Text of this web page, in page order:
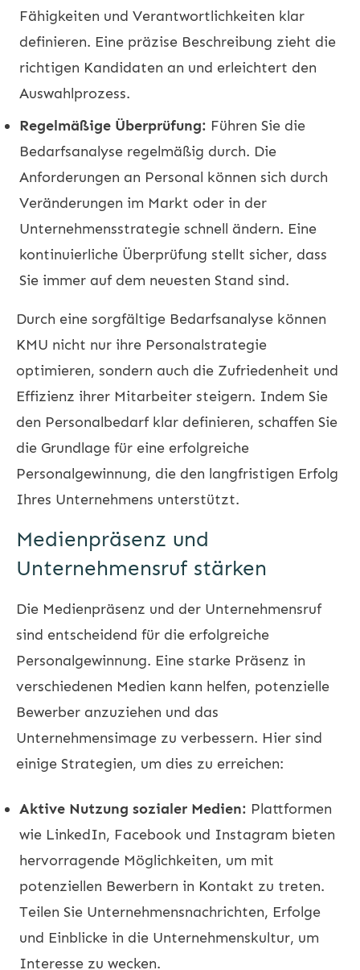
Fähigkeiten und Verantwortlichkeiten klar
definieren. Eine präzise Beschreibung zieht die
richtigen Kandidaten an und erleichtert den
Auswahlprozess.
Regelmäßige Überprüfung: Führen Sie die
Bedarfsanalyse regelmäßig durch. Die
Anforderungen an Personal können sich durch
Veränderungen im Markt oder in der
Unternehmensstrategie schnell ändern. Eine
kontinuierliche Überprüfung stellt sicher, dass
Sie immer auf dem neuesten Stand sind.
Durch eine sorgfältige Bedarfsanalyse können
KMU nicht nur ihre Personalstrategie
optimieren, sondern auch die Zufriedenheit und
Effizienz ihrer Mitarbeiter steigern. Indem Sie
den Personalbedarf klar definieren, schaffen Sie
die Grundlage für eine erfolgreiche
Personalgewinnung, die den langfristigen Erfolg
Ihres Unternehmens unterstützt.
Medienpräsenz und
Unternehmensruf stärken
Die Medienpräsenz und der Unternehmensruf
sind entscheidend für die erfolgreiche
Personalgewinnung. Eine starke Präsenz in
verschiedenen Medien kann helfen, potenzielle
Bewerber anzuziehen und das
Unternehmensimage zu verbessern. Hier sind
einige Strategien, um dies zu erreichen:
Aktive Nutzung sozialer Medien: Plattformen
wie LinkedIn, Facebook und Instagram bieten
hervorragende Möglichkeiten, um mit
potenziellen Bewerbern in Kontakt zu treten.
Teilen Sie Unternehmensnachrichten, Erfolge
und Einblicke in die Unternehmenskultur, um
Interesse zu wecken.